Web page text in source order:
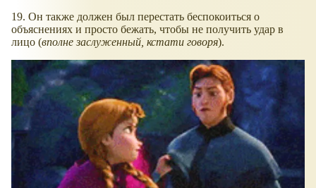
19. Он также должен был перестать беспокоиться о
объяснениях и просто бежать, чтобы не получить удар в
лицо (вполне заслуженный, кстати говоря).